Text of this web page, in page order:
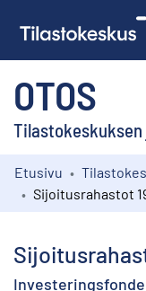
OTOS
Kokoelmat
Etusivu
Sijoitusrahastot